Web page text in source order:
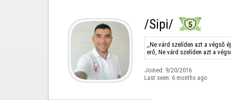
/Sipi/
,,Ne várd szelíden azt a végső
erő, Ne várd szelíden azt a
Joined: 9/20/2016
Last seen: 6 months ago